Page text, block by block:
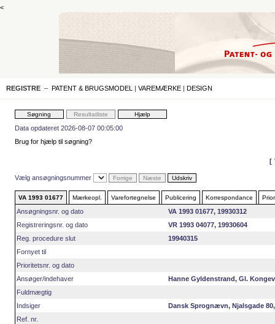
<
REGISTRE – PATENT & BRUGSMODEL | VAREMÆRKE | DESIGN
Data opdateret 2026-08-07 00:05:00
Brug for hjælp til søgning?
Vælg ansøgningsnummer
VA 1993 01677 Mærkeopl. Varefortegnelse Publicering Korrespondance
Ansøgningsnr. og dato
VA 1993 01677, 19930312
Registreringsnr. og dato
VR 1993 04077, 19930604
Reg. procedure slut
19940315
Fornyet til
Prioritetsnr. og dato
Ansøger/indehaver
Hanne Gyldenstrand, Gl.
Fuldmægtig
Indsiger
Dansk Sprognævn, Njalsgade
Ref. nr.